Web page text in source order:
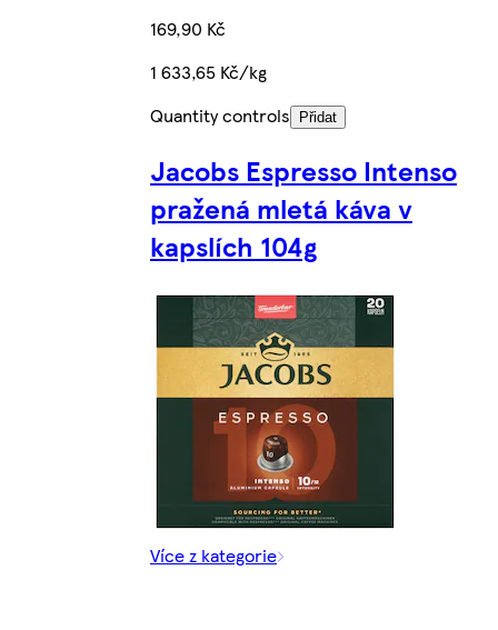
169,90 Kč
1 633,65 Kč/kg
Quantity controls
Přidat
Jacobs Espresso Intenso
pražená mletá káva v
kapslích 104g
Více z kategorie